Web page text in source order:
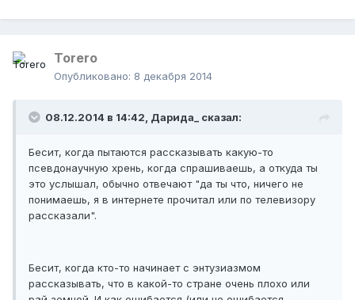
Тоrero
Опубликовано: 8 декабря 2014
08.12.2014 в 14:42, Дарида_ сказал:
Бесит, когда пытаются рассказывать какую-то
псевдонаучную хрень, когда спрашиваешь, а откуда ты
это услышал, обычно отвечают "да ты что, ничего не
понимаешь, я в интернете прочитал или по телевизору
рассказали".
Бесит, когда кто-то начинает с энтузиазмом
рассказывать, что в какой-то стране очень плохо или